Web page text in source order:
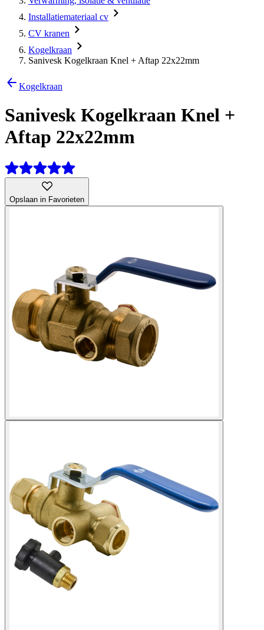
Installatiemateriaal cv
CV kranen
Kogelkraan
Sanivesk Kogelkraan Knel + Aftap 22x22mm
Kogelkraan
Sanivesk Kogelkraan Knel +
Aftap 22x22mm
Opslaan in Favorieten